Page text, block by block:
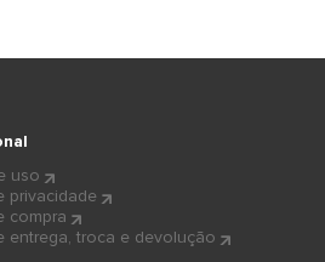
uso
privacidade
compra
entrega, troca e devolução